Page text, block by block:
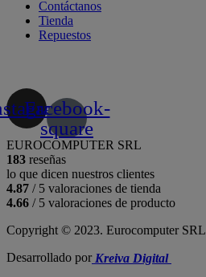
Contáctanos
Tienda
Repuestos
Facebook-
square
EUROCOMPUTER SRL
183 reseñas
lo que dicen nuestros clientes
4.87 / 5 valoraciones de tienda
4.66 / 5 valoraciones de producto
Copyright © 2023. Eurocomputer SRL
Desarrollado porKreiva Digital